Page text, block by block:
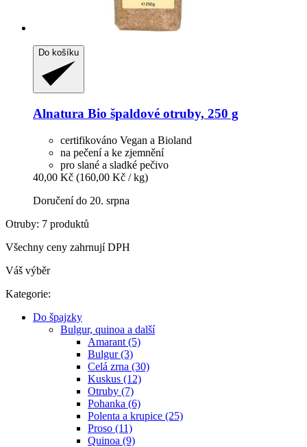
Do košíku
Alnatura Bio špaldové otruby, 250 g
certifikováno Vegan a Bioland
na pečení a ke zjemnění
pro slané a sladké pečivo
40,00 Kč (160,00 Kč / kg)
Doručení do 20. srpna
Otruby: 7 produktů
Všechny ceny zahrnují DPH
Váš výběr
Kategorie:
Do špajzky
Bulgur, quinoa a další
Amarant (5)
Bulgur (3)
Celá zrna (30)
Kuskus (12)
Otruby (7)
Pohanka (6)
Polenta a krupice (25)
Proso (11)
Quinoa (9)